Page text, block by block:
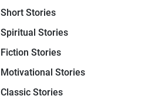
Short Stories
Spiritual Stories
Fiction Stories
Motivational Stories
Classic Stories